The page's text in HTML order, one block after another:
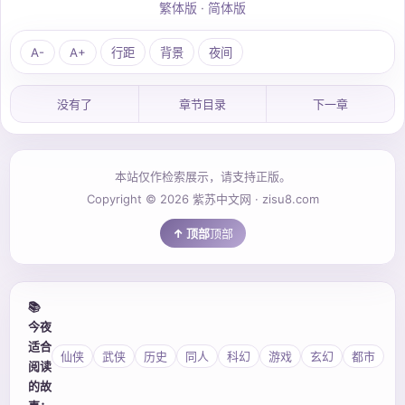
繁体版 · 简体版
A- A+ 行距 背景 夜间
没有了 章节目录 下一章
本站仅作检索展示，请支持正版。
Copyright © 2026 紫苏中文网 · zisu8.com
顶部
📚
今夜
适合
阅读
的故
仙侠 武侠 历史 同人 科幻 游戏 玄幻 都市